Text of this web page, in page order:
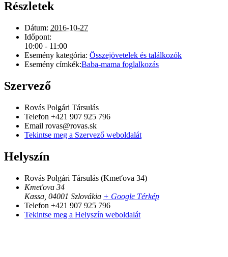
Részletek
Dátum: 2016-10-27
Időpont:
10:00 - 11:00
Esemény kategória: Összejövetelek és találkozók
Esemény címkék:Baba-mama foglalkozás
Szervező
Rovás Polgári Társulás
Telefon +421 907 925 796
Email rovas@rovas.sk
Tekintse meg a Szervező weboldalát
Helyszín
Rovás Polgári Társulás (Kmeťova 34)
Kmeťova 34
Kassa 04001 Szlovákia + Google Térkép
Telefon +421 907 925 796
Tekintse meg a Helyszín weboldalát